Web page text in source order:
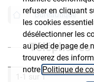
refuser en cliquant
les cookies
désélectionner les
au pied de page de
trouverez des
notre Politique de
Bureautique
1-1 sur 1